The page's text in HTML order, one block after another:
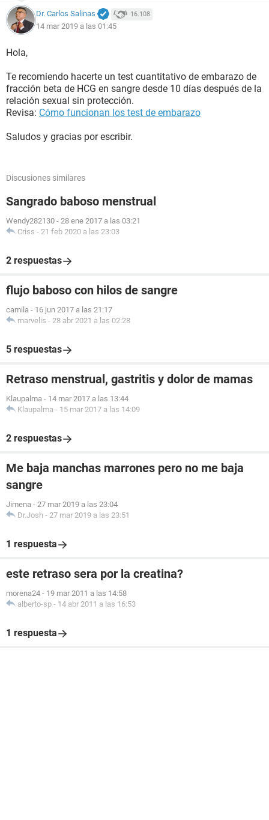
Dr. Carlos Salinas 16.108
14 mar 2019 a las 01:45
Hola,
Te recomiendo hacerte un test cuantitativo de embarazo de
fracción beta de HCG en sangre desde 10 días después de la
relación sexual sin protección.
Revisa: Cómo funcionan los test de embarazo
Saludos y gracias por escribir.
Discusiones similares
Sangrado baboso menstrual
Wendy282130 - 28 ene 2017 a las 03:21
Criss - 21 feb 2020 a las 23:03
2 respuestas
flujo baboso con hilos de sangre
camila - 16 jun 2017 a las 21:17
marvelis - 28 abr 2021 a las 02:28
5 respuestas
Retraso menstrual, gastritis y dolor de mamas
Klaupalma - 14 mar 2017 a las 13:44
Klaupalma - 15 mar 2017 a las 14:09
2 respuestas
Me baja manchas marrones pero no me baja
sangre
Jimena - 27 mar 2019 a las 23:04
Dr.Josh - 27 mar 2019 a las 23:51
1 respuesta
este retraso sera por la creatina?
morena24 - 19 mar 2011 a las 14:58
alberto-sp - 14 abr 2011 a las 16:53
1 respuesta